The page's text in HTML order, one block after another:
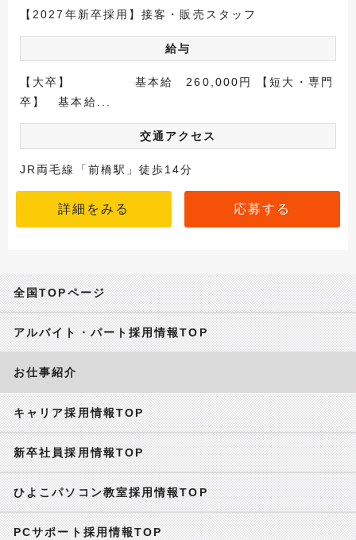
【2027年新卒採用】接客・販売スタッフ
給与
【大卒】 基本給 260,000円 【短大・専門
卒】 基本給...
交通アクセス
JR両毛線「前橋駅」徒歩14分
詳細をみる 応募する
全国TOPページ
アルバイト・パート採用情報TOP
お仕事紹介
キャリア採用情報TOP
新卒社員採用情報TOP
ひよこパソコン教室採用情報TOP
PCサポート採用情報TOP